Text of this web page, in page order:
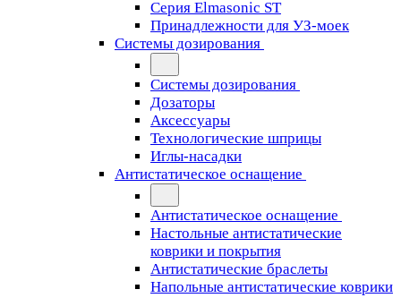
Серия Elmasonic ST
Принадлежности для УЗ-моек
Системы дозирования
Системы дозирования
Дозаторы
Аксессуары
Технологические шприцы
Иглы-насадки
Антистатическое оснащение
Антистатическое оснащение
Настольные антистатические
коврики и покрытия
Антистатические браслеты
Напольные антистатические коврики